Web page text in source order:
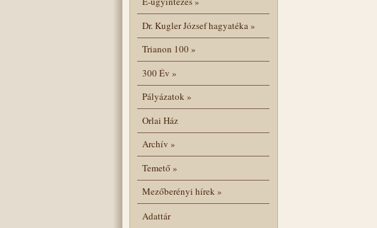
Dr. Kugler József hagyatéka»
Trianon 100»
300 Év »
Pályázatok»
Orlai Ház
Archív »
Temető»
Mezőberényi hírek»
Adattár